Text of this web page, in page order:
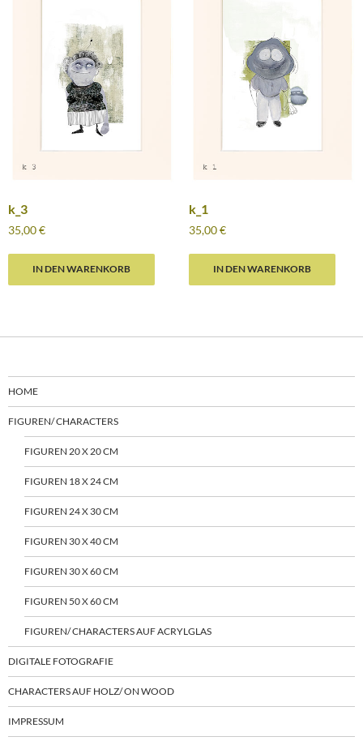
k_3
35,00€
IN DEN WARENKORB
k_1
35,00€
IN DEN WARENKORB
HOME
FIGUREN/ CHARACTERS
FIGUREN 20 X 20 CM
FIGUREN 18 X 24 CM
FIGUREN 24 X 30 CM
FIGUREN 30 X 40 CM
FIGUREN 30 X 60 CM
FIGUREN 50 X 60 CM
FIGUREN/ CHARACTERS AUF ACRYLGLAS
DIGITALE FOTOGRAFIE
CHARACTERS AUF HOLZ/ ON WOOD
IMPRESSUM